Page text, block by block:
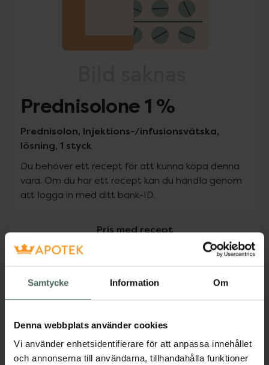
Samtycke Information Om
Denna webbplats använder cookies
Vi använder enhetsidentifierare för att anpassa innehållet
och annonserna till användarna, tillhandahålla funktioner
Prednisolone 1 %
Prednisolon, Injektions-/infusionsvätska,
lösning, 1 styck
Du behöver ett recept för att kunna köpa denna
vara. Om du har ett recept kan du handla genom
att logga in med ditt bank-ID.
Pris med recept
Högkostnadsskyddet gäller inte
0 kr